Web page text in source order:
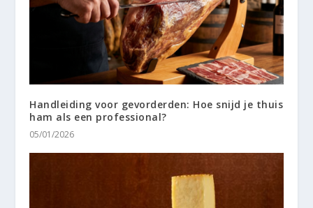
Handleiding voor gevorderden: Hoe snijd je thuis
ham als een professional?
05/01/2026